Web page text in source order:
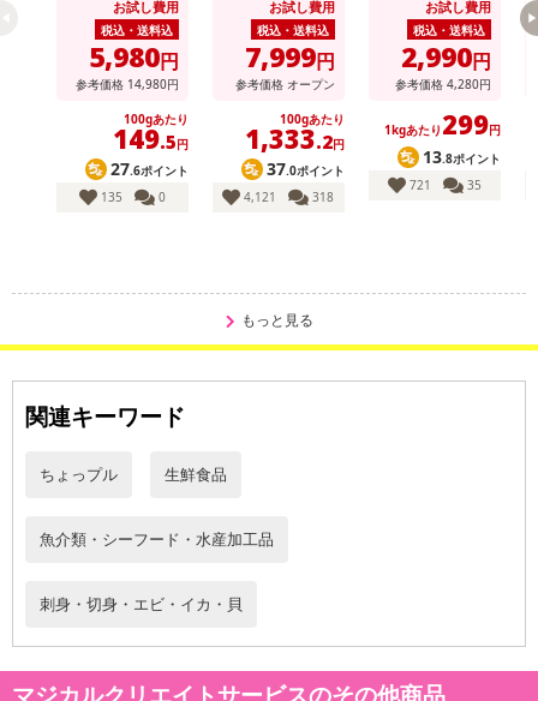
凍ったまま170から180℃の油できつね色になるまで揚げて下さい
●カキフライカレー、牡蛎フライ丼等々アレンジ頂けます。
※一度回答したものを再び凍らせると寝室が変わる事がございま
す。
切り落としお試し費用
税込・送料込
5,980円
参考価格 14,980円
100gあたり
149.5円
27.6ポイント
135
0
お試し費用
税込・送料込
7,999円
参考価格 オープン
100gあたり
1,333.2円
37.0ポイント
4,121
318
お試し費用
税込・送料込
2,990円
参考価格 4,280円
1kgあたり 299円
13.8ポイント
721
35
もっと見る
関連キーワード
ちょっプル 生鮮食品
魚介類・シーフード・水産加工品
刺身・切身・エビ・イカ・貝
マジカルクリエイトサービスのその他商品